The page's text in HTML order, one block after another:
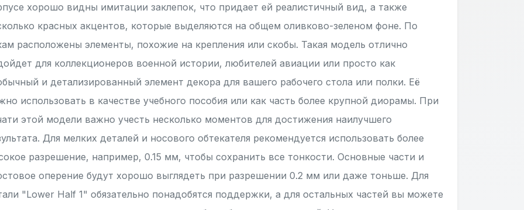
хорошо видны имитации заклепок, что придает ей реалистичный вид, а также
красных акцентов, которые выделяются на общем оливково-зеленом фоне. По
расположены элементы, похожие на крепления или скобы. Такая модель отлично
для коллекционеров военной истории, любителей авиации или просто как
и детализированный элемент декора для вашего рабочего стола или полки. Её
использовать в качестве учебного пособия или как часть более крупной диорамы. При
этой модели важно учесть несколько моментов для достижения наилучшего
Для мелких деталей и носового обтекателя рекомендуется использовать более
разрешение, например, 0.15 мм, чтобы сохранить все тонкости. Основные части и
оперение будут хорошо выглядеть при разрешении 0.2 мм или даже тоньше. Для
"Lower Half 1" обязательно понадобятся поддержки, а для остальных частей вы можете